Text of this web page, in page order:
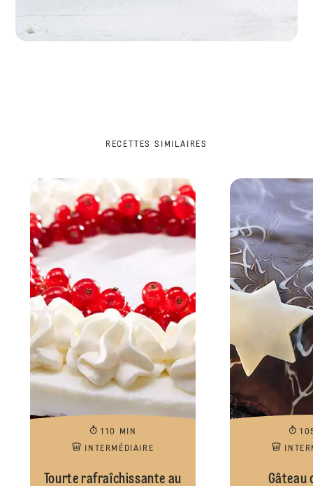
RECETTES SIMILAIRES
110 MIN
INTERMÉDIAIRE
Tourte rafraîchissante au Gâteau